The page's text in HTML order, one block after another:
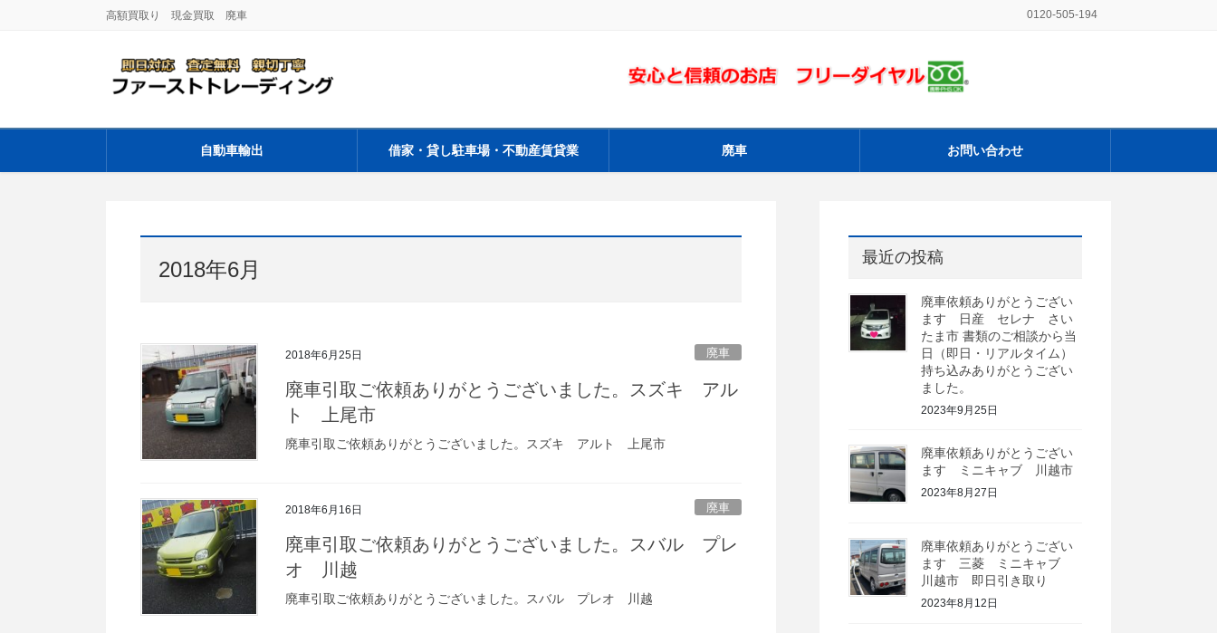
高額買取り 現金買取 廃車 0120-505-194
自動車輸出 借家・貸し駐車場・不動産賃貸業 廃車 お問い合わせ
2018年6月
2018年6月25日 廃車
廃車引取ご依頼ありがとうございました。スズキ アル
ト 上尾市
廃車引取ご依頼ありがとうございました。スズキ アルト 上尾市
2018年6月16日 廃車
廃車引取ご依頼ありがとうございました。スバル プレ
オ 川越
廃車引取ご依頼ありがとうございました。スバル プレオ 川越
最近の投稿
廃車依頼ありがとうござい
ます 日産 セレナ さい
たま市 書類のご相談から当
日（即日・リアルタイム）
持ち込みありがとうござい
ました。
2023年9月25日
廃車依頼ありがとうござい
ます ミニキャブ 川越市
2023年8月27日
廃車依頼ありがとうござい
ます 三菱 ミニキャブ
川越市 即日引き取り
2023年8月12日